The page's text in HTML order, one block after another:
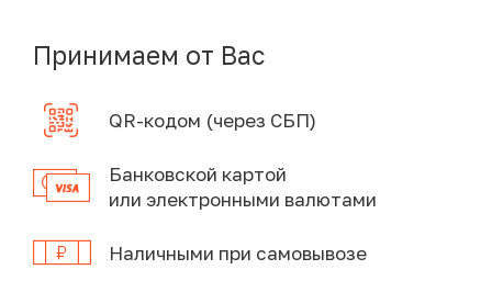
Принимаем от Вас
QR-кодом (через СБП)
Банковской картой
или электронными валютами
Наличными при самовывозе